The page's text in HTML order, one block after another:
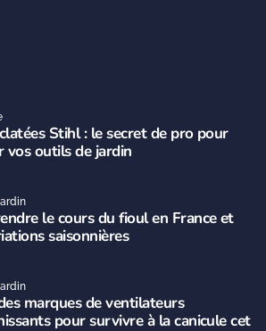
Stihl : le secret de pro pour
vos outils de jardin
le cours du fioul en France et
saisonnières
marques de ventilateurs
pour survivre à la canicule cet